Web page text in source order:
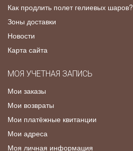
Как продлить полет гелиевых шаров?
Зоны доставки
Новости
Карта сайта
МОЯ УЧЕТНАЯ ЗАПИСЬ
Мои заказы
Мои возвраты
Мои платёжные квитанции
Мои адреса
Моя личная информация